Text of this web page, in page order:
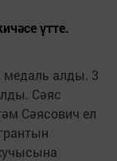
үтте.
алды. 3
Сәяс
Сәясович ел